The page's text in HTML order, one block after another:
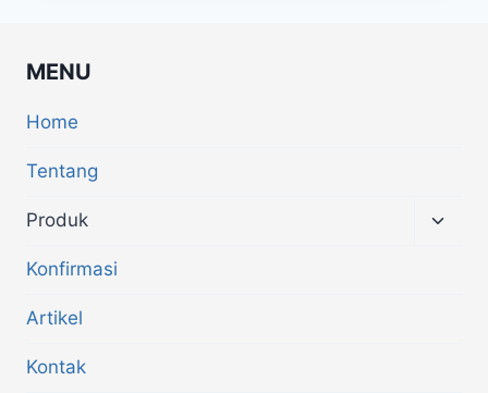
MENU
Home
Tentang
Produk
Konfirmasi
Artikel
Kontak